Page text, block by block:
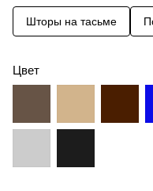
Шторы на тасьме
Цвет